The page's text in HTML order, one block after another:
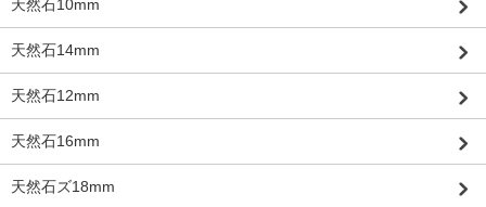
天然石10mm
天然石14mm
天然石12mm
天然石16mm
天然石ズ18mm